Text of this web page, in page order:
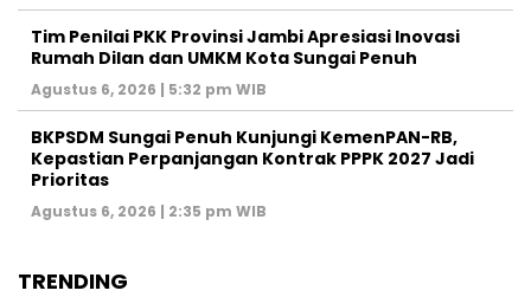
Tim Penilai PKK Provinsi Jambi Apresiasi Inovasi
Rumah Dilan dan UMKM Kota Sungai Penuh
Agustus 6, 2026 | 5:32 pm WIB
BKPSDM Sungai Penuh Kunjungi KemenPAN-RB,
Kepastian Perpanjangan Kontrak PPPK 2027 Jadi
Prioritas
Agustus 6, 2026 | 2:35 pm WIB
TRENDING